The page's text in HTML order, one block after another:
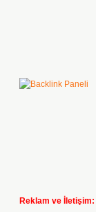
Reklam ve İletişim: